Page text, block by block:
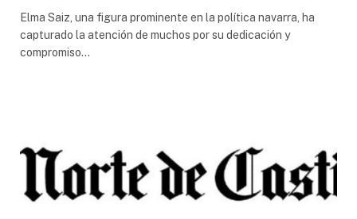
Elma Saiz, una figura prominente en la política navarra, ha
capturado la atención de muchos por su dedicación y
compromiso…